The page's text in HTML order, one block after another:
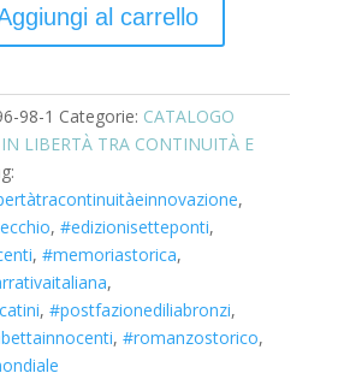
al carrello
98-1 Categorie: CATALOGO
IN LIBERTÀ TRA CONTINUITÀ E
,
, #edizionisetteponti,
, #memoriastorica,
,
, #postfazionediliabronzi,
, #romanzostorico,